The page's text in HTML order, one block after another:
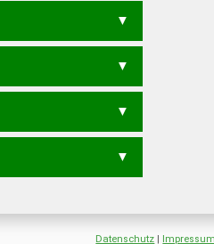
Datenschutz | Impressum